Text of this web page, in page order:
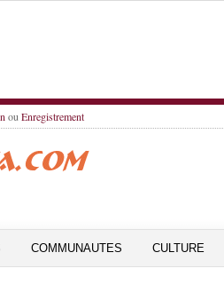
ou Enregistrement
COMMUNAUTES CULTURE